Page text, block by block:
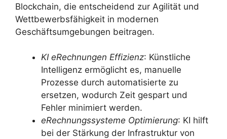
Blockchain, die entscheidend zur Agilität und
Wettbewerbsfähigkeit in modernen
Geschäftsumgebungen beitragen.
KI eRechnungen Effizienz: Künstliche
Intelligenz ermöglicht es, manuelle
Prozesse durch automatisierte zu
ersetzen, wodurch Zeit gespart und
Fehler minimiert werden.
eRechnungssysteme Optimierung: KI hilft
bei der Stärkung der Infrastruktur von